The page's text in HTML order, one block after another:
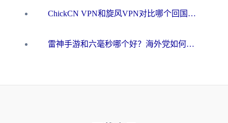
ChickCN VPN和旋风VPN对比哪个回国效果更好？海外用户的选择困境与出路
雷神手游和六毫秒哪个好？海外党如何真正解锁国内资源